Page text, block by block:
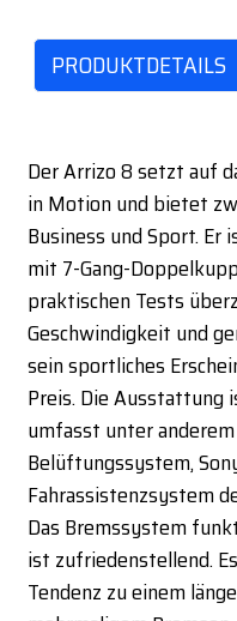
PRODUKTDETAILS
Der Arrizo 8 setzt auf
in Motion und bietet
Business und Sport.
mit 7-Gang-
praktischen Tests
Geschwindigkeit und
sein sportliches
Preis. Die Ausstattung
umfasst unter
Belüftungssystem,
Fahrassistenzsystem
Das Bremssystem
ist zufriedenstellend.
Tendenz zu einem